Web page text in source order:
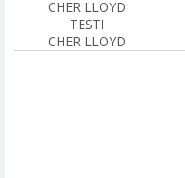
CHER LLOYD
TESTI
CHER LLOYD